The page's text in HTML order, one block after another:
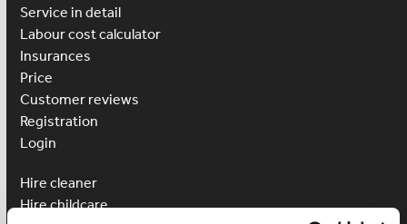
Service in detail
Labour cost calculator
Insurances
Price
Customer reviews
Registration
Login
Hire cleaner
Hire childcare